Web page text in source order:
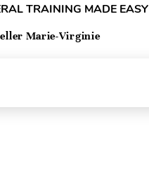
TRAINING MADE EASY
Marie-Virginie